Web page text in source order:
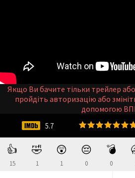
👍
15
🤣
1
😲
1
😔
0
💣
0
5.7
Якщо Ви бачите тільки трейлер
пройдіть авторизацію або
допомогою